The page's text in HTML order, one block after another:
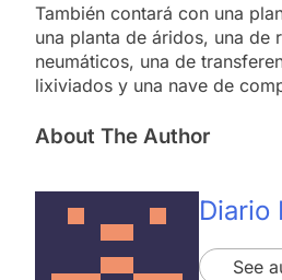
También contará con una
una planta de áridos, una de
neumáticos, una de
lixiviados y una nave de
About The Author
Diario
See